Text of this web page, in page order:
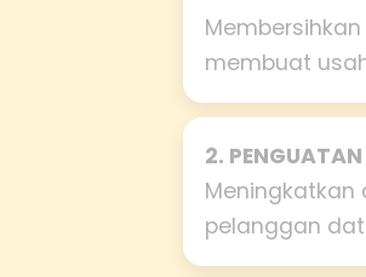
membuat
2.
Meningkatkan
pelanggan